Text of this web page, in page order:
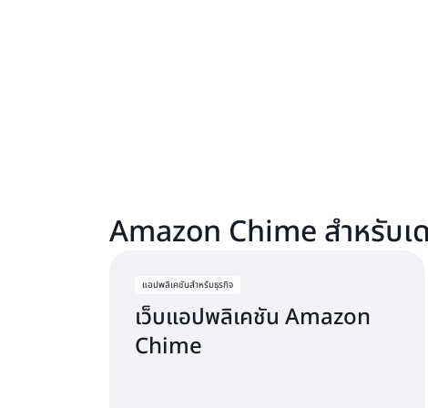
Amazon Chime สำหรับ
แอปพลิเคชันสำหรับธุรกิจ
เว็บแอปพลิเคชัน Amazon
Chime